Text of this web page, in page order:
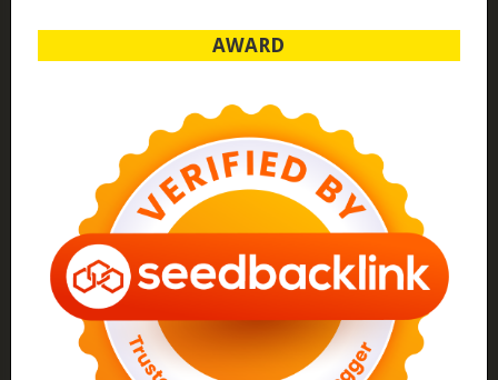
AWARD